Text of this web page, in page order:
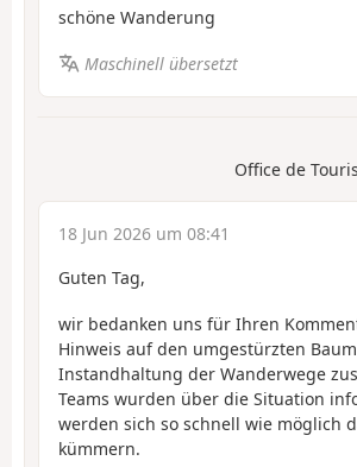
schöne Wanderung
Maschinell übersetzt
Office de
18 Jun 2026 um 08:41
Guten Tag,
wir bedanken uns für Ihren
Hinweis auf den umgestürzten
Instandhaltung der Wanderwege
Teams wurden über die Situation
werden sich so schnell wie möglich
kümmern.